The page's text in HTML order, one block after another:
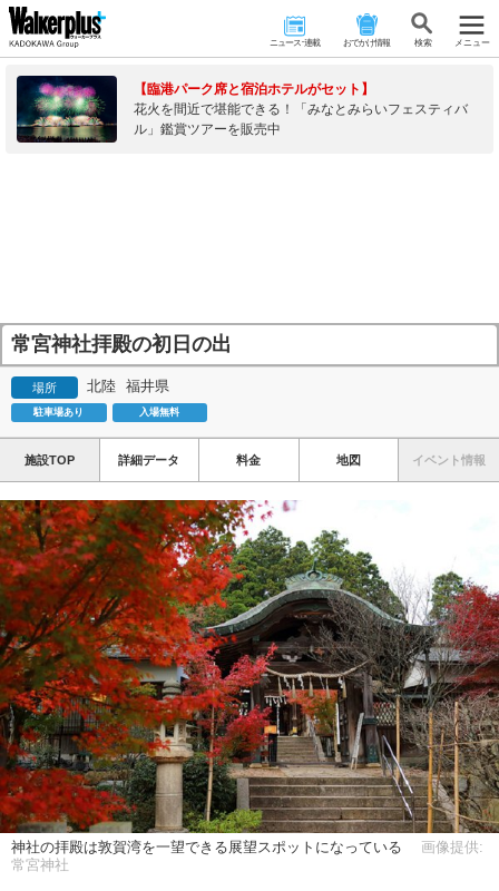
ニュース･連載 おでかけ情報 検 索 メニュー
【臨港パーク席と宿泊ホテルがセット】
花火を間近で堪能できる！「みなとみらいフェスティバ
ル」鑑賞ツアーを販売中
常宮神社拝殿の初日の出
場所 北陸 福井県
駐車場あり 入場無料
施設TOP 詳細データ 料金 地図 イベント情報
神社の拝殿は敦賀湾を一望できる展望スポットになっている
画像提供:
常宮神社